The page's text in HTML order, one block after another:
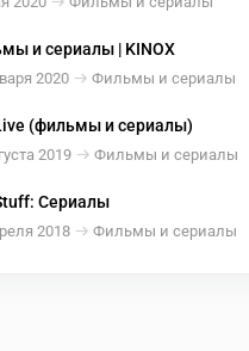
и сериалы | KINOX
2020 Фильмы и сериалы
(фильмы и сериалы)
2019 Фильмы и сериалы
Сериалы
2018 Фильмы и сериалы